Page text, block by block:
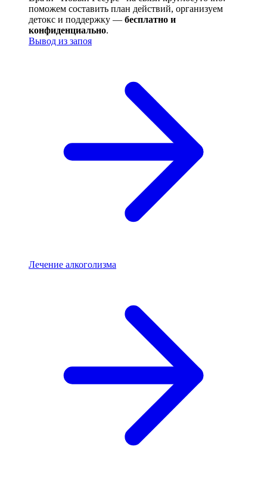
поможем составить план действий, организуем
детокс и поддержку — бесплатно и
конфиденциально.
Вывод из запоя
Лечение алкоголизма